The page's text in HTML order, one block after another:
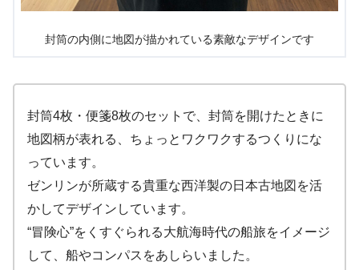
封筒の内側に地図が描かれている素敵なデザインです
封筒4枚・便箋8枚のセットで、封筒を開けたときに
地図柄が表れる、ちょっとワクワクするつくりにな
っています。
ゼンリンが所蔵する貴重な西洋製の日本古地図を活
かしてデザインしています。
“冒険心”をくすぐられる大航海時代の船旅をイメージ
して、船やコンパスをあしらいました。